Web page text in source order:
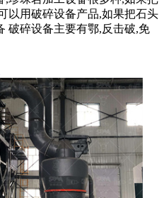
以用破碎设备产品,如果把石头
破碎设备主要有鄂,反击破,免